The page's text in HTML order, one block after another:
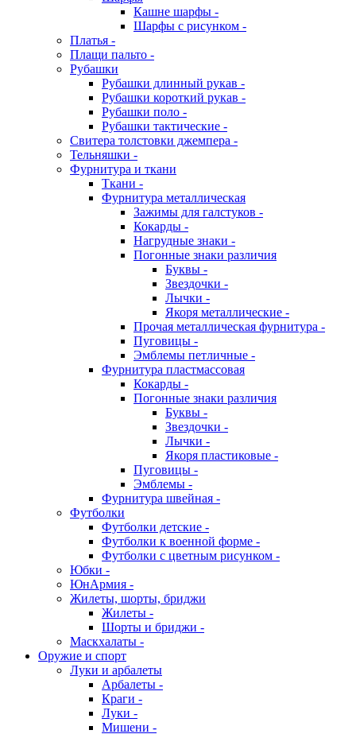
Кашне шарфы -
Шарфы с рисунком -
Платья -
Плащи пальто -
Рубашки
Рубашки длинный рукав -
Рубашки короткий рукав -
Рубашки поло -
Рубашки тактические -
Свитера толстовки джемпера -
Тельняшки -
Фурнитура и ткани
Ткани -
Фурнитура металлическая
Зажимы для галстуков -
Кокарды -
Нагрудные знаки -
Погонные знаки различия
Буквы -
Звездочки -
Лычки -
Якоря металлические -
Прочая металлическая фурнитура -
Пуговицы -
Эмблемы петличные -
Фурнитура пластмассовая
Кокарды -
Погонные знаки различия
Буквы -
Звездочки -
Лычки -
Якоря пластиковые -
Пуговицы -
Эмблемы -
Фурнитура швейная -
Футболки
Футболки детские -
Футболки к военной форме -
Футболки с цветным рисунком -
Юбки -
ЮнАрмия -
Жилеты, шорты, бриджи
Жилеты -
Шорты и бриджи -
Маскхалаты -
Оружие и спорт
Луки и арбалеты
Арбалеты -
Краги -
Луки -
Мишени -